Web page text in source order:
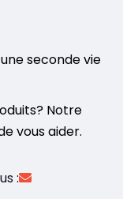
seconde vie
Notre
vous aider.
: